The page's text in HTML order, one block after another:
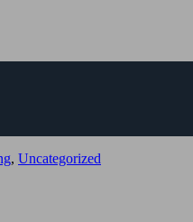
, Uncategorized